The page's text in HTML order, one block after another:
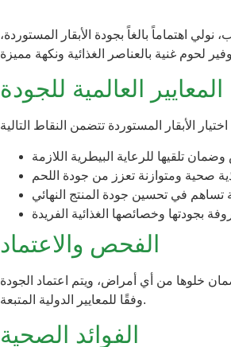
اهتماماً بالغاً بجودة الأبقار المستوردة،
المعايير العالمية للجودة
الفحص والاعتماد
خلوها من أي أمراض، ويتم اعتماد الجودة
وفقًا للمعايير الدولية المتبعة.
الفوائد الصحية